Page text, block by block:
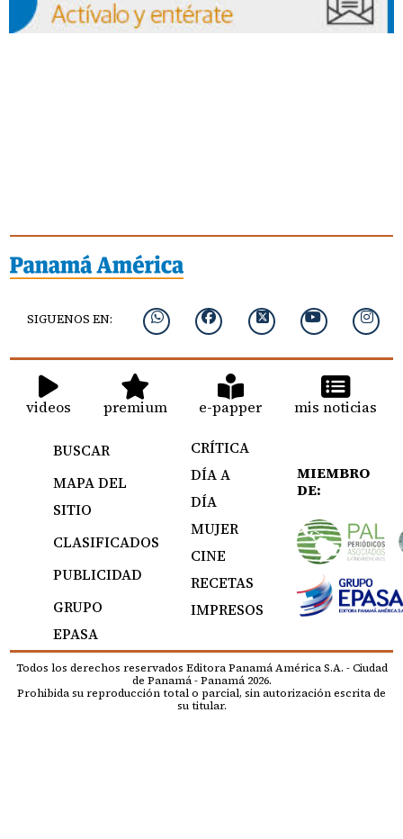
SIGUENOS EN:
videos premium e-papper mis noticias
BUSCAR
MAPA DEL
SITIO
CLASIFICADOS
PUBLICIDAD
GRUPO
EPASA
CRÍTICA
DÍA A
DÍA
MUJER
CINE
RECETAS
IMPRESOS
MIEMBRO
DE:
Todos los derechos reservados Editora Panamá América S.A. - Ciudad
de Panamá - Panamá 2026.
Prohibida su reproducción total o parcial, sin autorización escrita de
su titular.